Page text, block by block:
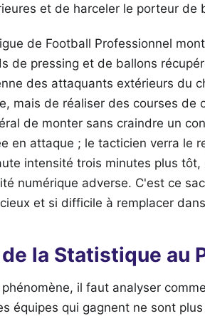
et de harceler le porteur
de Football Professionnel
de pressing et de ballons
des attaquants extérieurs du
mais de réaliser des courses de
de monter sans craindre un
en attaque ; le tacticien verra le
intensité trois minutes plus tôt,
numérique adverse. C'est ce
et si difficile à remplacer
la Statistique au
il faut analyser
équipes qui gagnent ne sont